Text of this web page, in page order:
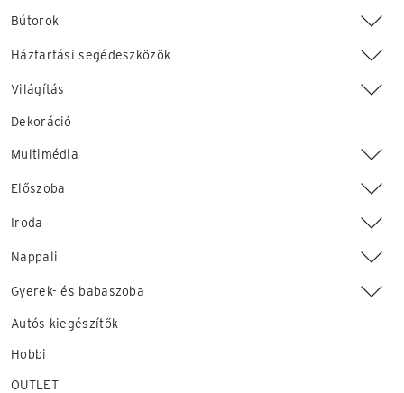
Bútorok
Háztartási segédeszközök
Világítás
Dekoráció
Multimédia
Előszoba
Iroda
Nappali
Gyerek- és babaszoba
Autós kiegészítők
Hobbi
OUTLET